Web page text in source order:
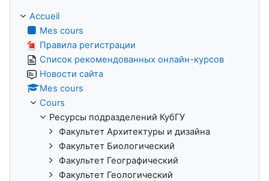
Accueil
Mes cours
Правила регистрации
Список рекомендованных онлайн-курсов
Новости сайта
Mes cours
Cours
Ресурсы подразделений КубГУ
Факультет Архитектуры и дизайна
Факультет Биологический
Факультет Географический
Факультет Геологический